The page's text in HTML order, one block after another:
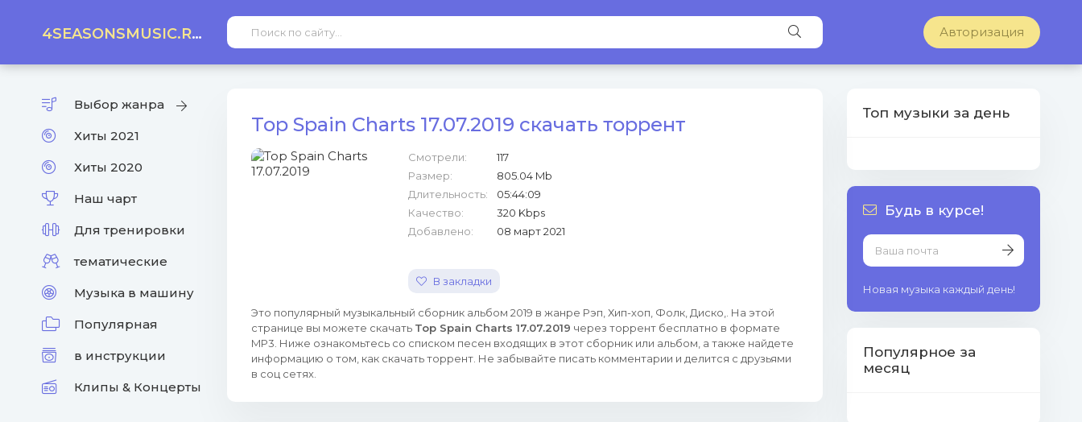
4SEASONSMUSIC.RU Авторизация
Выбор жанра
Хиты 2021
Хиты 2020
Наш чарт
Для тренировки
тематические
Музыка в машину
Популярная
в инструкции
Клипы & Концерты
Top Spain Charts 17.07.2019 скачать торрент
Смотрели:
117
Размер:
805.04 Mb
Длительность:
05:44:09
Качество:
320 Kbps
Добавлено:
08 март 2021
В закладки
Это популярный музыкальный сборник альбом 2019 в жанре Рэп, Хип-хоп, Фолк, Диско,. На этой
странице вы можете скачать Top Spain Charts 17.07.2019 через торрент бесплатно в формате
MP3. Ниже ознакомьтесь со списком песен входящих в этот сборник или альбом, а также найдете
информацию о том, как скачать торрент. Не забывайте писать комментарии и делится с друзьями
в соц сетях.
Топ музыки за день
Будь в курсе!
Новая музыка каждый день!
Популярное за
месяц